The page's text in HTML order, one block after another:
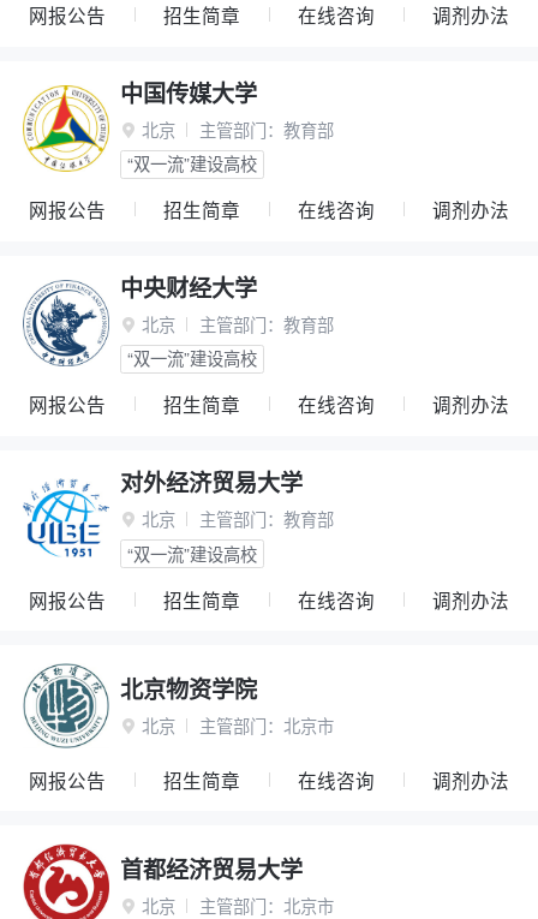
网报公告 招生简章 在线咨询 调剂办法
中国传媒大学
 北京 主管部门： 教育部
“双一流”建设高校
网报公告 招生简章 在线咨询 调剂办法
中央财经大学
 北京 主管部门： 教育部
“双一流”建设高校
网报公告 招生简章 在线咨询 调剂办法
对外经济贸易大学
 北京 主管部门： 教育部
“双一流”建设高校
网报公告 招生简章 在线咨询 调剂办法
北京物资学院
 北京 主管部门： 北京市
网报公告 招生简章 在线咨询 调剂办法
首都经济贸易大学
 北京 主管部门： 北京市